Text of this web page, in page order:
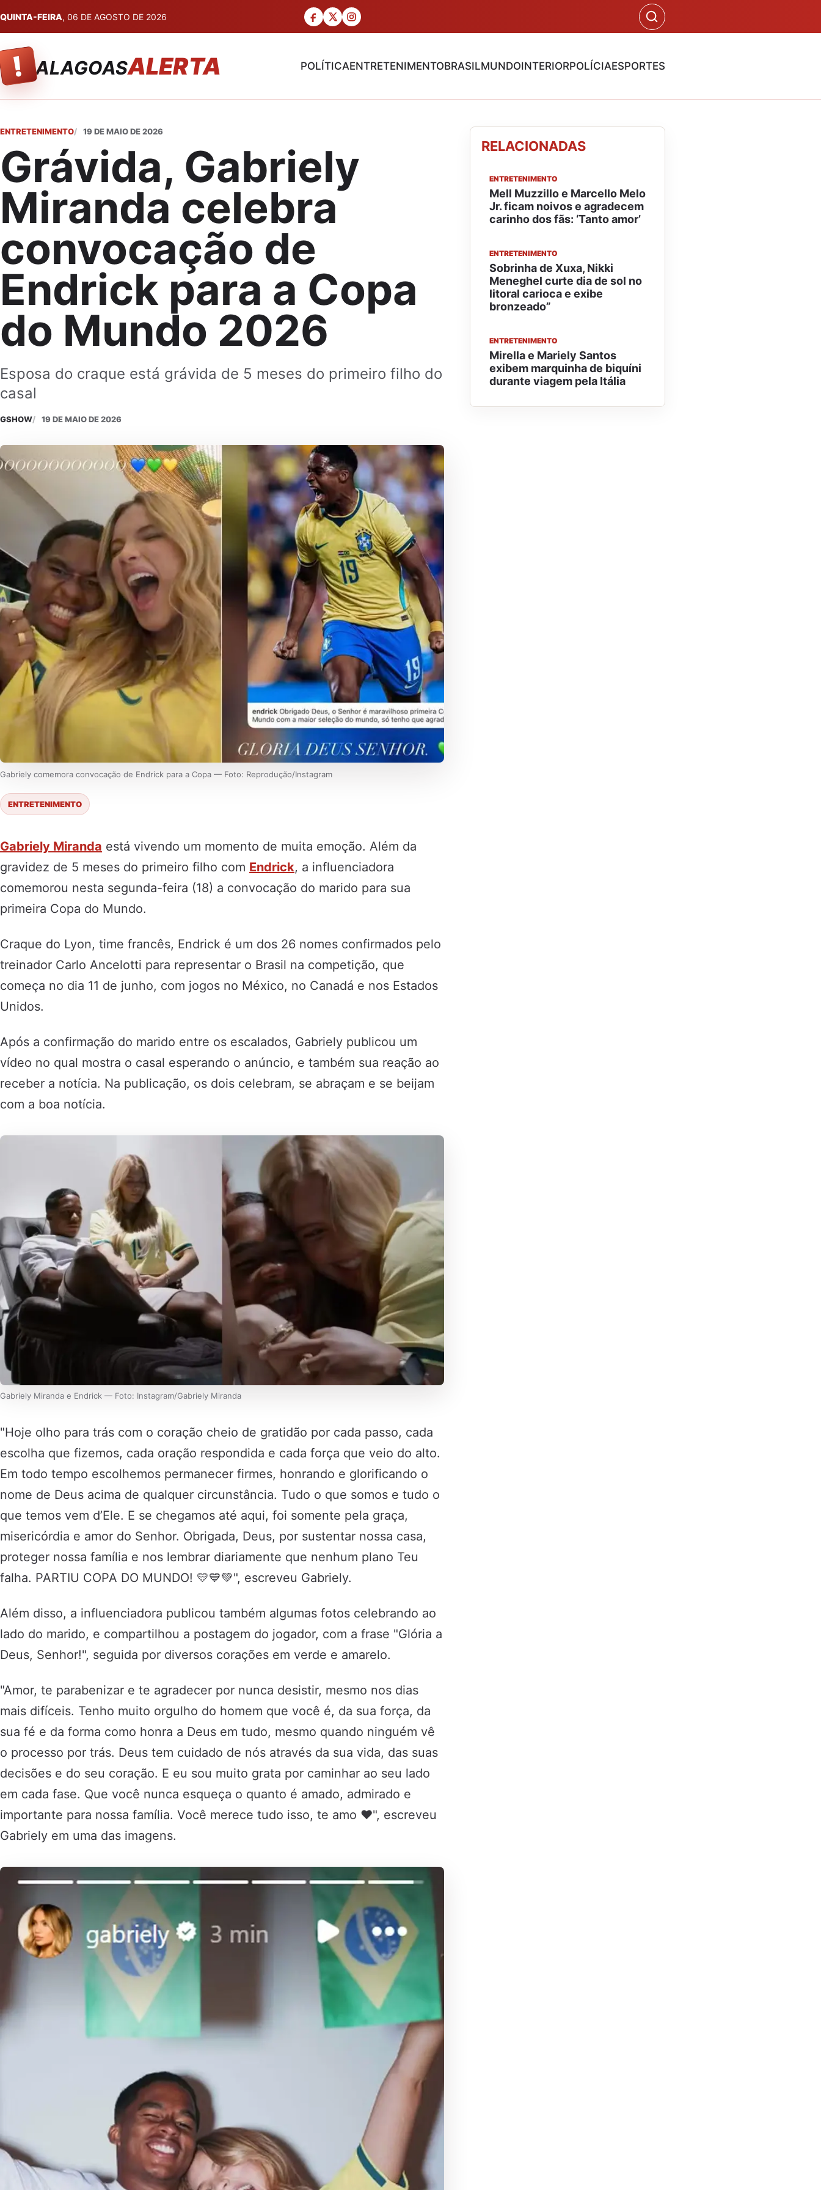
QUINTA-FEIRA, 06 DE AGOSTO DE 2026
! ALAGOASALERTA POLÍTICAENTRETENIMENTOBRASILMUNDOINTERIORPOLÍCIAESPORTES
ENTRETENIMENTO 19 DE MAIO DE 2026
Grávida, Gabriely
Miranda celebra
convocação de
Endrick para a Copa
do Mundo 2026
Esposa do craque está grávida de 5 meses do primeiro filho do
casal
GSHOW 19 DE MAIO DE 2026
Gabriely comemora convocação de Endrick para a Copa — Foto: Reprodução/Instagram
ENTRETENIMENTO
Gabriely Miranda está vivendo um momento de muita emoção. Além da
gravidez de 5 meses do primeiro filho com Endrick, a influenciadora
comemorou nesta segunda-feira (18) a convocação do marido para sua
primeira Copa do Mundo.
Craque do Lyon, time francês, Endrick é um dos 26 nomes confirmados pelo
treinador Carlo Ancelotti para representar o Brasil na competição, que
começa no dia 11 de junho, com jogos no México, no Canadá e nos Estados
Unidos.
Após a confirmação do marido entre os escalados, Gabriely publicou um
vídeo no qual mostra o casal esperando o anúncio, e também sua reação ao
receber a notícia. Na publicação, os dois celebram, se abraçam e se beijam
com a boa notícia.
Gabriely Miranda e Endrick — Foto: Instagram/Gabriely Miranda
"Hoje olho para trás com o coração cheio de gratidão por cada passo, cada
escolha que fizemos, cada oração respondida e cada força que veio do alto.
Em todo tempo escolhemos permanecer firmes, honrando e glorificando o
nome de Deus acima de qualquer circunstância. Tudo o que somos e tudo o
que temos vem d’Ele. E se chegamos até aqui, foi somente pela graça,
misericórdia e amor do Senhor. Obrigada, Deus, por sustentar nossa casa,
proteger nossa família e nos lembrar diariamente que nenhum plano Teu
falha. PARTIU COPA DO MUNDO! 💛💙💚", escreveu Gabriely.
Além disso, a influenciadora publicou também algumas fotos celebrando ao
lado do marido, e compartilhou a postagem do jogador, com a frase "Glória a
Deus, Senhor!", seguida por diversos corações em verde e amarelo.
"Amor, te parabenizar e te agradecer por nunca desistir, mesmo nos dias
mais difíceis. Tenho muito orgulho do homem que você é, da sua força, da
sua fé e da forma como honra a Deus em tudo, mesmo quando ninguém vê
o processo por trás. Deus tem cuidado de nós através da sua vida, das suas
decisões e do seu coração. E eu sou muito grata por caminhar ao seu lado
em cada fase. Que você nunca esqueça o quanto é amado, admirado e
importante para nossa família. Você merece tudo isso, te amo ❤️", escreveu
Gabriely em uma das imagens.
RELACIONADAS
ENTRETENIMENTO
Mell Muzzillo e Marcello Melo
Jr. ficam noivos e agradecem
carinho dos fãs: ‘Tanto amor’
ENTRETENIMENTO
Sobrinha de Xuxa, Nikki
Meneghel curte dia de sol no
litoral carioca e exibe
bronzeado”
ENTRETENIMENTO
Mirella e Mariely Santos
exibem marquinha de biquíni
durante viagem pela Itália